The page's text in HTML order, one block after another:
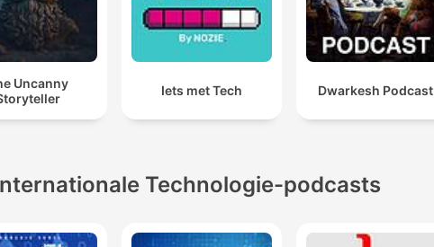
Uncanny
Iets met Tech Dwarkesh Podcast
Technologie-podcasts